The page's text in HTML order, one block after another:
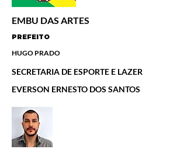
EMBU DAS ARTES
PREFEITO
HUGO PRADO
SECRETARIA DE ESPORTE E LAZER
EVERSON ERNESTO DOS SANTOS